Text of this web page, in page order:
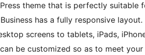
theme that is perfectly suitable
has a fully responsive
screens to tablets, iPads,
be customized so as to meet